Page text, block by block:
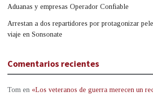
Aduanas y empresas Operador Confiable
Arrestan a dos repartidores por protagonizar
viaje en Sonsonate
Comentarios recientes
Tom en «Los veteranos de guerra merecen un